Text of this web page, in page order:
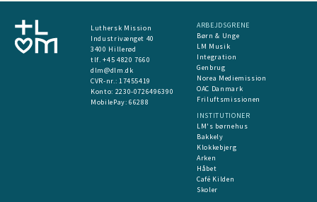
Luthersk Mission
Industrivænget 40
3400 Hillerød
tlf. +45 4820 7660
dlm@dlm.dk
CVR-nr.: 17455419
​Konto: 2230-0726496390
MobilePay:66288
ARBEJDSGRENE
Børn & Unge
LM Musik
Integration
Genbrug
Norea Mediemission
OAC Danmark
Friluftsmissionen
INSTITUTIONER
LM's børnehus
Bakkely
Klokkebjerg
Arken
Håbet
Café Kilden
Skoler